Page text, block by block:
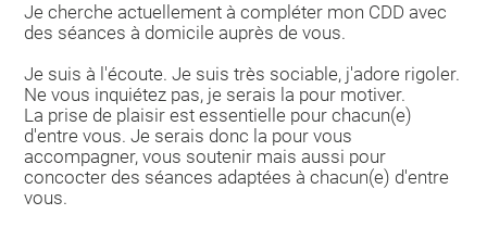
Je cherche actuellement à compléter mon CDD avec
des séances à domicile auprès de vous.
Je suis à l'écoute. Je suis très sociable, j'adore rigoler.
Ne vous inquiétez pas, je serais la pour motiver.
La prise de plaisir est essentielle pour chacun(e)
d'entre vous. Je serais donc la pour vous
accompagner, vous soutenir mais aussi pour
concocter des séances adaptées à chacun(e) d'entre
vous.